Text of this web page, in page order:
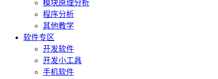
模块原理分析
程序分析
其他教学
软件专区
开发软件
开发小工具
手机软件